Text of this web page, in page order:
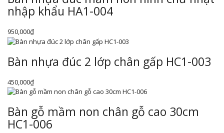
nhập khẩu HA1-004
950,000₫
Bàn nhựa đúc 2 lớp chân gấp HC1-003
450,000₫
Bàn gỗ mầm non chân gỗ cao 30cm
HC1-006